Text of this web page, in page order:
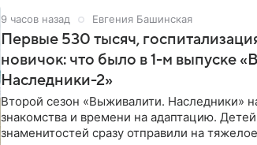
9 часов назад Евгения Башинская
Первые 530 тысяч,
новичок: что было в 1-м выпуске
Наследники-2»
Второй сезон «Выживалити. Наследники»
знакомства и времени на адаптацию.
знаменитостей сразу отправили на